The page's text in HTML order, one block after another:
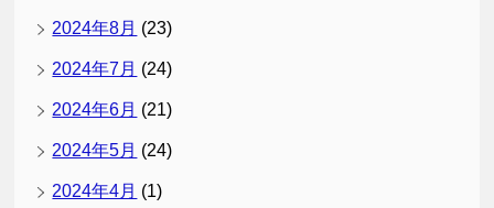
2024年8月 (23)
2024年7月 (24)
2024年6月 (21)
2024年5月 (24)
2024年4月 (1)